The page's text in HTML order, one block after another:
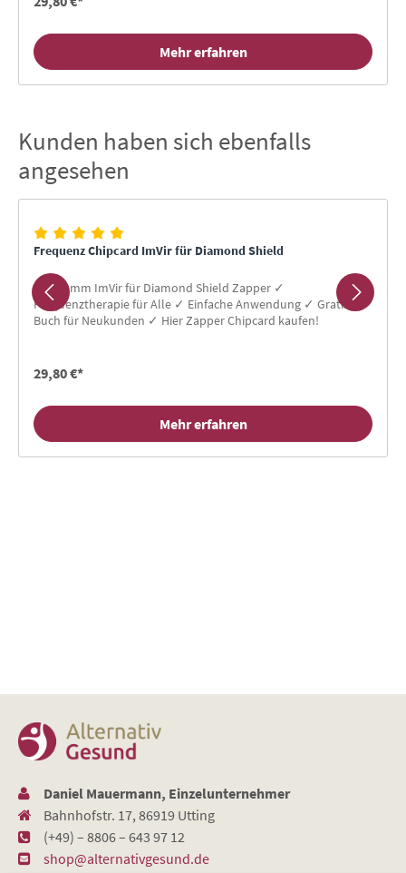
Mehr erfahren
Produktgalerie überspringen
Kunden haben sich ebenfalls
angesehen
Frequenz Chipcard ImVir für Diamond Shield
Programm ImVir für Diamond Shield Zapper ✓
Frequenztherapie für Alle ✓ Einfache Anwendung ✓ Gratis-
Buch für Neukunden ✓ Hier Zapper Chipcard kaufen!
29,80 €*
Mehr erfahren
Daniel Mauermann, Einzelunternehmer
Bahnhofstr. 17, 86919 Utting
(+49) – 8806 – 643 97 12
shop@alternativgesund.de